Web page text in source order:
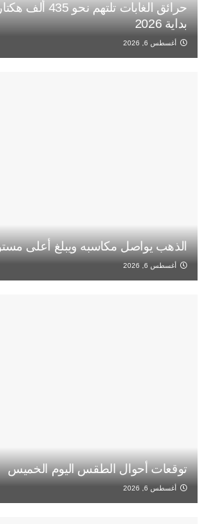
حرائق الغابات
بداية 2026
أغسطس 6, 2026
الذهب يواصل مكاسبه ويبلغ أعلى
أغسطس 6, 2026
توقعات أحوال الطقس اليوم الخميس
أغسطس 6, 2026